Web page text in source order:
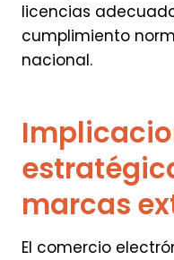
licencias
cumplimiento
nacional.
marcas
El comercio